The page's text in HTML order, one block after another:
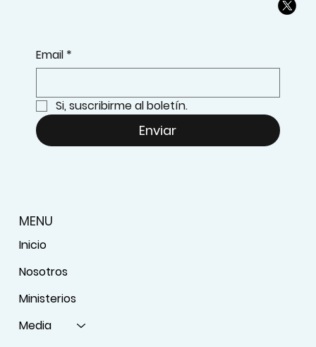
Email *
Si, suscribirme al boletín.
Enviar
MENU
Inicio
Nosotros
Ministerios
Media